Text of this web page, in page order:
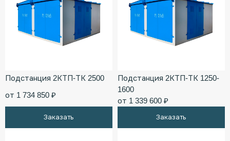
Подстанция 2КТП-ТК 2500
от 1 734 850 ₽
Заказать
Подстанция 2КТП-ТК 1250-
1600
от 1 339 600 ₽
Заказать